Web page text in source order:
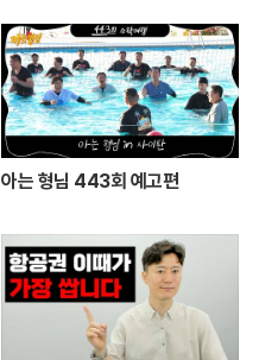
아는 형님 443회 예고편